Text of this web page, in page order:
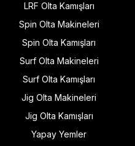
LRF Olta Kamışları
Spin Olta Makineleri
Spin Olta Kamışları
Surf Olta Makineleri
Surf Olta Kamışları
Jig Olta Makineleri
Jig Olta Kamışları
Yapay Yemler